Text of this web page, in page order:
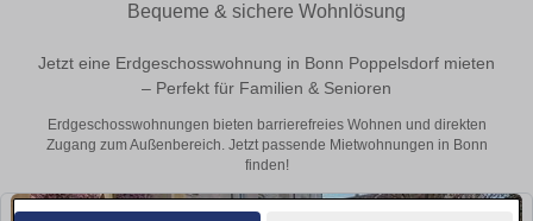
Bequeme & sichere Wohnlösung
Jetzt eine Erdgeschosswohnung in Bonn Poppelsdorf mieten
– Perfekt für Familien & Senioren
Erdgeschosswohnungen bieten barrierefreies Wohnen und direkten
Zugang zum Außenbereich. Jetzt passende Mietwohnungen in Bonn
finden!